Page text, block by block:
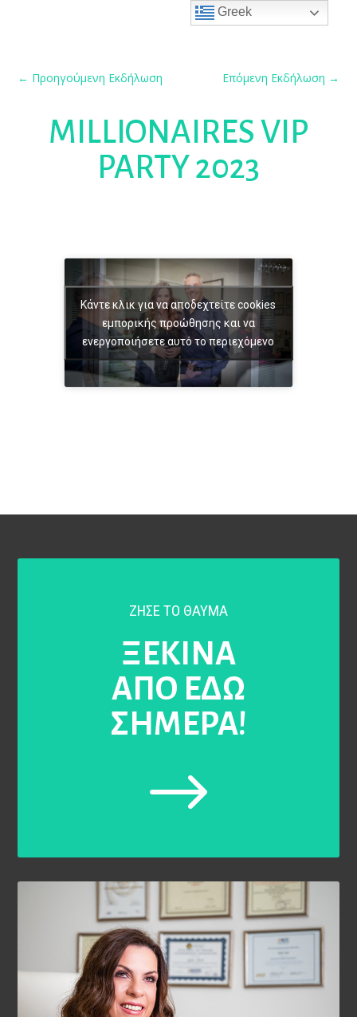
← Προηγούμενη Εκδήλωση Επόμενη Εκδήλωση →
MILLIONAIRES VIP
PARTY 2023
Κάντε κλικ για να αποδεχτείτε cookies
εμπορικής προώθησης και να
ενεργοποιήσετε αυτό το περιεχόμενο
ΖΗΣΕ ΤΟ ΘΑΥΜΑ
ΞΕΚΙΝΑ
ΑΠΟ ΕΔΩ
ΣΗΜΕΡΑ!
$
Greek